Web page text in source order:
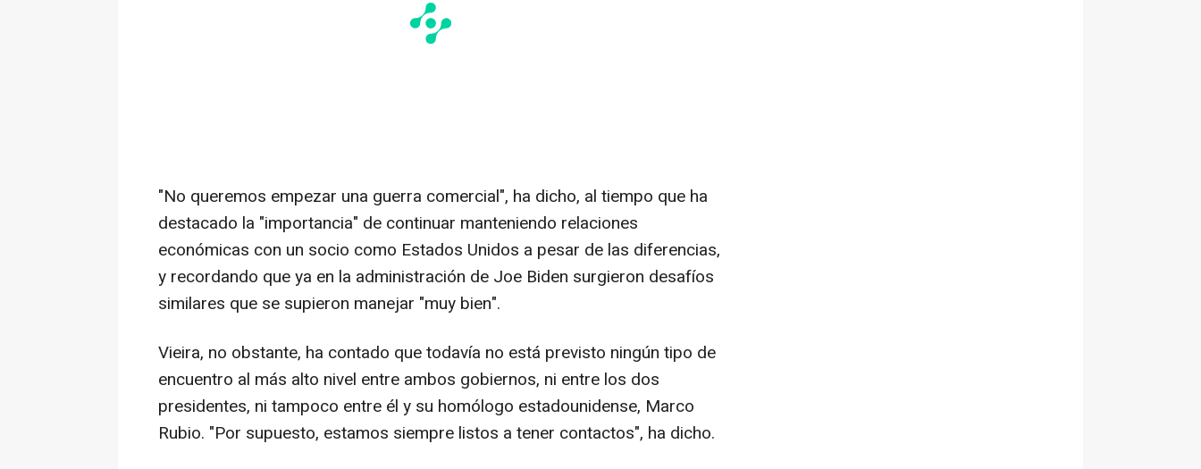
"No queremos empezar una guerra comercial", ha dicho, al tiempo que ha
destacado la "importancia" de continuar manteniendo relaciones
económicas con un socio como Estados Unidos a pesar de las diferencias,
y recordando que ya en la administración de Joe Biden surgieron desafíos
similares que se supieron manejar "muy bien".
Vieira, no obstante, ha contado que todavía no está previsto ningún tipo de
encuentro al más alto nivel entre ambos gobiernos, ni entre los dos
presidentes, ni tampoco entre él y su homólogo estadounidense, Marco
Rubio. "Por supuesto, estamos siempre listos a tener contactos", ha dicho.